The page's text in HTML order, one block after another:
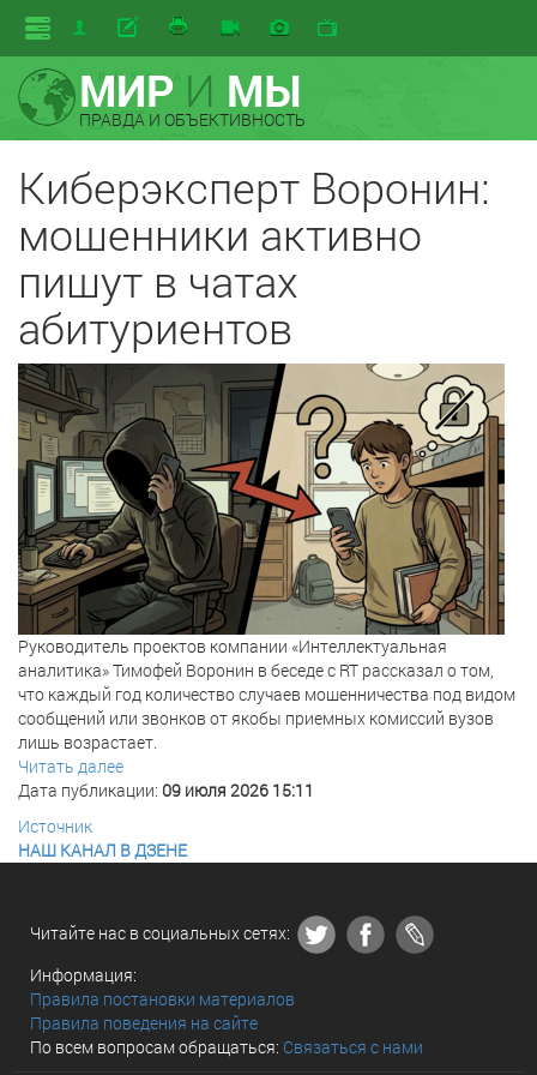
МИРИ МЫ
ПРАВДА И ОБЪЕКТИВНОСТЬ
Киберэксперт Воронин:
мошенники активно
пишут в чатах
абитуриентов
Руководитель проектов компании «Интеллектуальная
аналитика» Тимофей Воронин в беседе с RT рассказал о том,
что каждый год количество случаев мошенничества под видом
сообщений или звонков от якобы приемных комиссий вузов
лишь возрастает.
Читать далее
Дата публикации: 09 июля 2026 15:11
Источник
НАШ КАНАЛ В ДЗЕНЕ
Читайте нас в социальных сетях:
Информация:
Правила постановки материалов
Правила поведения на сайте
По всем вопросам обращаться: Связаться с нами